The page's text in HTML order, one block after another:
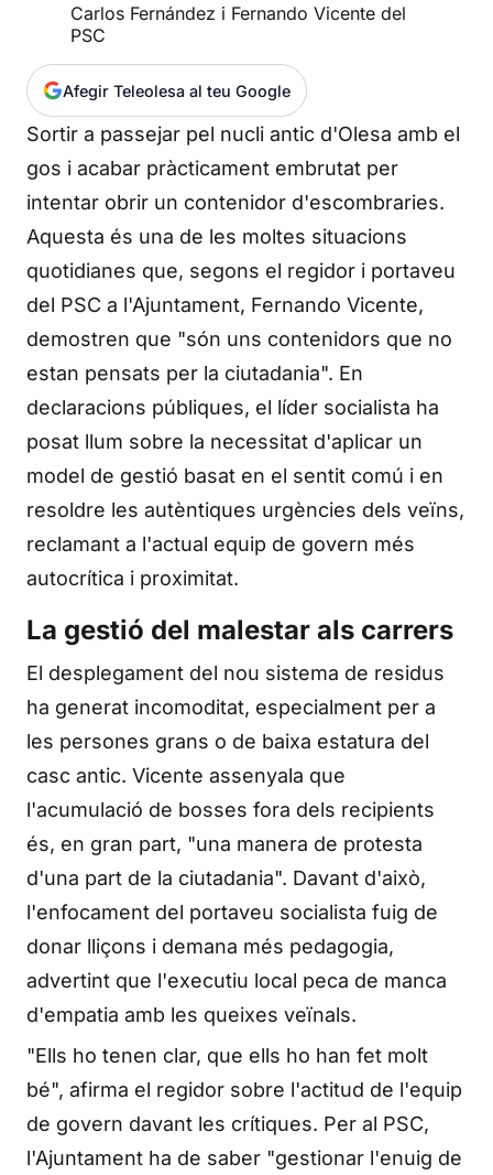
Carlos Fernández i Fernando Vicente del
PSC
Afegir Teleolesa al teu Google
Sortir a passejar pel nucli antic d'Olesa amb el
gos i acabar pràcticament embrutat per
intentar obrir un contenidor d'escombraries.
Aquesta és una de les moltes situacions
quotidianes que, segons el regidor i portaveu
del PSC a l'Ajuntament, Fernando Vicente,
demostren que "són uns contenidors que no
estan pensats per la ciutadania". En
declaracions públiques, el líder socialista ha
posat llum sobre la necessitat d'aplicar un
model de gestió basat en el sentit comú i en
resoldre les autèntiques urgències dels veïns,
reclamant a l'actual equip de govern més
autocrítica i proximitat.
La gestió del malestar als carrers
El desplegament del nou sistema de residus
ha generat incomoditat, especialment per a
les persones grans o de baixa estatura del
casc antic. Vicente assenyala que
l'acumulació de bosses fora dels recipients
és, en gran part, "una manera de protesta
d'una part de la ciutadania". Davant d'això,
l'enfocament del portaveu socialista fuig de
donar lliçons i demana més pedagogia,
advertint que l'executiu local peca de manca
d'empatia amb les queixes veïnals.
"Ells ho tenen clar, que ells ho han fet molt
bé", afirma el regidor sobre l'actitud de l'equip
de govern davant les crítiques. Per al PSC,
l'Ajuntament ha de saber "gestionar l'enuig de